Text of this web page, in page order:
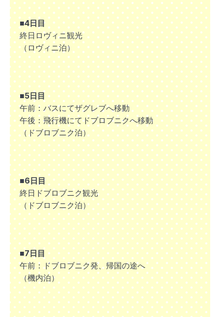
■4日目
終日ロヴィニ観光
（ロヴィニ泊）
■5日目
午前：バスにてザグレブへ移動
午後：飛行機にてドブロブニクへ移動
（ドブロブニク泊）
■6日目
終日ドブロブニク観光
（ドブロブニク泊）
■7日目
午前：ドブロブニク発、帰国の途へ
（機内泊）